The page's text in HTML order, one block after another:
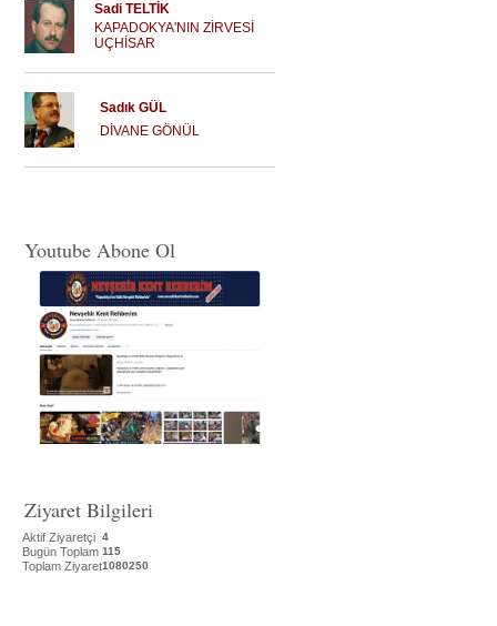
Sadi TELTİK
KAPADOKYA'NIN ZİRVESİ
UÇHİSAR
Sadık GÜL
DİVANE GÖNÜL
Youtube Abone Ol
Ziyaret Bilgileri
Aktif Ziyaretçi 4
Bugün Toplam 115
Toplam Ziyaret1080250